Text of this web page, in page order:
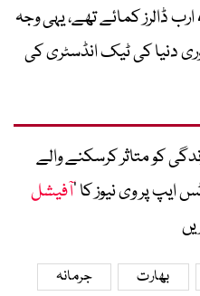
نے گزشتہ سال اشتہارات سے 4.1 ارب ڈالرز کمائے تھے، یہی وجہ
دنیا کی ٹیک انڈسٹری کی
کو متاثر کرسکنے والے
پر وی نیوز کا ’آفیشل
بھارت
جرمانہ